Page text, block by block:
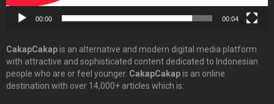
00:00 00:04
CakapCakapis an alternative and modern digital media platform
with attractive and sophisticated content dedicated to Indonesian
people who are or feel younger. CakapCakapis an online
destination with over 14,000+ articles which is: